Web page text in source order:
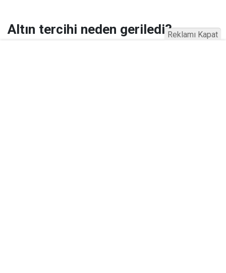
Altın tercihi neden geriledi?Reklamı Kapat